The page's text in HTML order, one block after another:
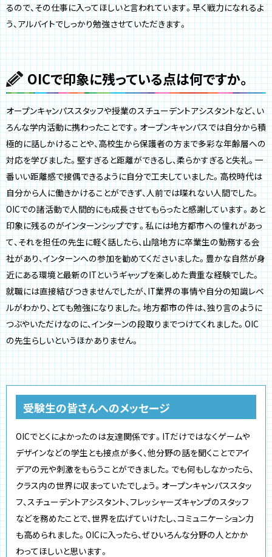
るので、その仕事に入ってほしいと言われています。早く戦力になれるよ
う、アルバイトでしっかり勉強させていただきます。
OICで印象に残っている点は何ですか。
オープンキャンパススタッフや授業のスチューデントアシスタントなど、い
ろんな学内活動に携わったことです。オープンキャンパスでは自分から積
極的に話しかけることや、高校生から保護者の方まで多彩な年齢層への
対応を学びました。堅すぎると距離ができるし、柔らかすぎると失礼。一
番いい距離感で接偶できるように自分で工夫していました。高校時代は
自分から人に働きかけることができず、人前では喋れない人間でした。
OICでの諸活動で人間的にも成長させてもらったと感謝しています。あと
印象に残るのがインターンシップです。私には地方都市への憧れがあっ
て、それを担任の先生に軽く話したら、山陰地方に卒業生の勤務する会
社があり、インターンへの参加を勧めてくださいました。豊かな自然が身
近にある環境と最新のITというギャップを楽しめた貴重な経験でした。
就職には直接結びつきませんでしたが、IT業界の事情や自分の知識レベ
ルがわかり、とても勉強になりました。地方都市の件は、独り言のように
つぶやいただけなのに、インターンの段取りまでつけてくれました。OIC
の先生らしいというほかありません。
受験生の皆さんへのメッセージ
OICでとくによかったのは友達関係です。ITだけではなくゲームや
デザインなどの学生とも接点が多く、他分野の話を聞くことでアイ
デアの元や刺激をもらうことができました。でも何もしなかったら、
クラス内の世界に収まっていたでしょう。オープンキャンパススタッ
フ、スチューデントアシスタント、フレッシャーズキャンプのスタッフ
などを務めたことで、世界を広げていけたし、コミュニケーション力
も高められました。OICに入ったら、ぜひいろんな分野の人とかか
わってほしいと思います。